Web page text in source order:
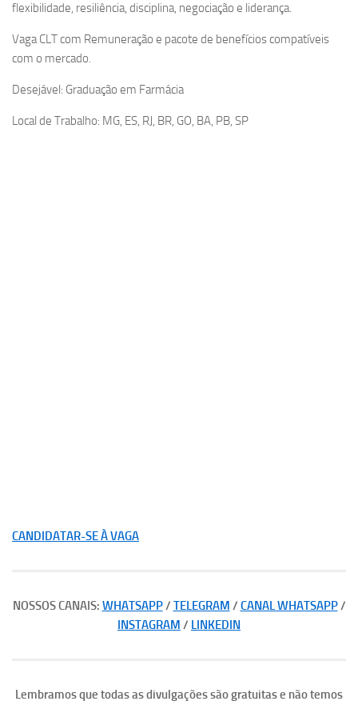
flexibilidade, resiliência, disciplina, negociação e liderança.
Vaga CLT com Remuneração e pacote de benefícios compatíveis
com o mercado.
Desejável: Graduação em Farmácia
Local de Trabalho: MG, ES, RJ, BR, GO, BA, PB, SP
CANDIDATAR-SE À VAGA
NOSSOS CANAIS: WHATSAPP/ TELEGRAM / CANAL WHATSAPP/
INSTAGRAM / LINKEDIN
Lembramos que todas as divulgações são gratuitas e não temos